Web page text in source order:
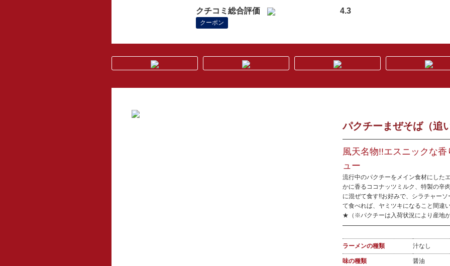
クチコミ総合評価 4.3
クーポン
パクチーまぜそば（
風天名物!!エスニックな
ュー
流行中のパクチーをメイン食材にした
かに香るココナッツミルク、特製の辛
に混ぜて食す!!お好みで、シラチャー
て食べれば、ヤミツキになること間違
★（※パクチーは入荷状況により産地
ラーメンの種類 汁なし
味の種類 醤油